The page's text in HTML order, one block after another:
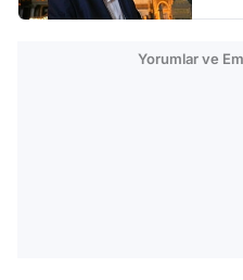
Yorumlar ve